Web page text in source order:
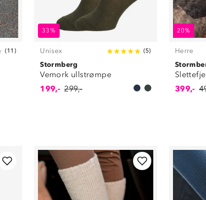
(11 )
33%
Unisex (5)
Stormberg
Vemork ullstrømpe
199,- 299,-
20%
Herre
399,-